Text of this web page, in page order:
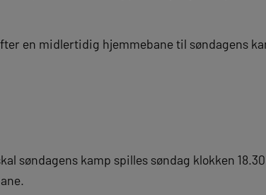
en midlertidig hjemmebane til søndagens
søndagens kamp spilles søndag klokken